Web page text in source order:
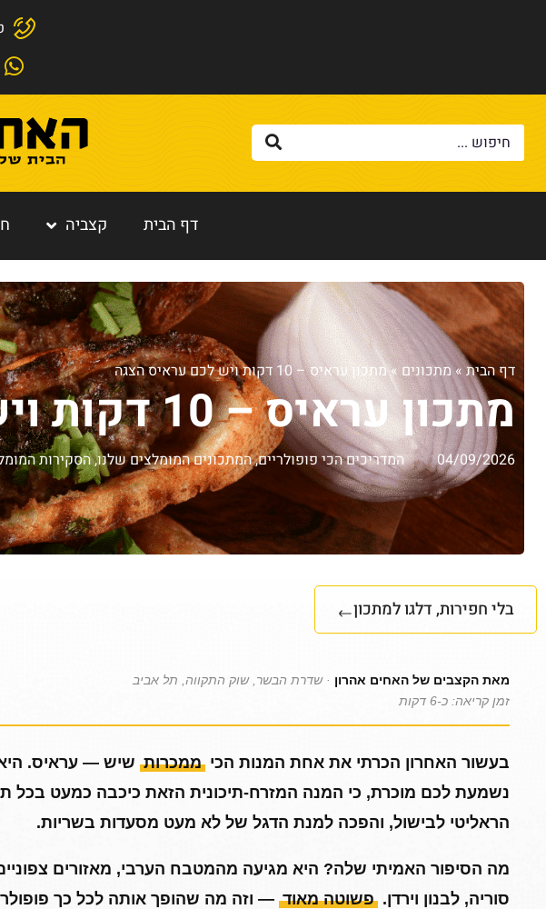
דף הבית קצביה
דף הבית»מתכונים»מתכון עראיס – 10 דקות ויש לכם עראיס הצגה
מתכון עראיס – 10 דקות ויש לכם עראיס הצגה
04/09/2026 המדריכים הכי פופולריים,המתכונים המומלצים שלנו,הסקירות
בלי חפירות, דלגו למתכון
מאת הקצבים של האחים אהרון · שדרת הבשר, שוק התקווה, תל אביב
זמן קריאה: כ-6 דקות
בעשור האחרון הכרתי את אחת המנות הכי ממכרות שיש — עראיס. היא
נשמעת לכם מוכרת, כי המנה המזרח-תיכונית הזאת כיכבה כמעט בכל
הראליטי לבישול, והפכה למנת הדגל של לא מעט מסעדות בשריות.
מה הסיפור האמיתי שלה? היא מגיעה מהמטבח הערבי, מאזורים
סוריה, לבנון וירדן. פשוטה מאוד — וזה מה שהופך אותה לכל כך